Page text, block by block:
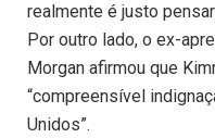
realmente é justo
Por outro lado, o ex-
Morgan afirmou que
“compreensível
Unidos”.